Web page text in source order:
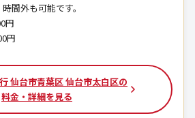
間外も可能です。
円
円
仙台市青葉区 仙台市太白区の
料金・詳細を見る